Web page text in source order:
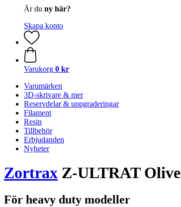
Är du ny här?
Skapa konto
Varukorg 0 kr
Varumärken
3D-skrivare & mer
Reservdelar & uppgraderingar
Filament
Resin
Tillbehör
Erbjudanden
Nyheter
Zortrax Z-ULTRAT Olive
För heavy duty modeller